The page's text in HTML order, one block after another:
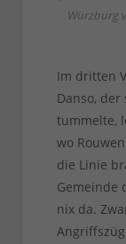
Würzburg
Im dritten
Danso,
tummelte,
wo
die Linie
Gemeinde
nix da.